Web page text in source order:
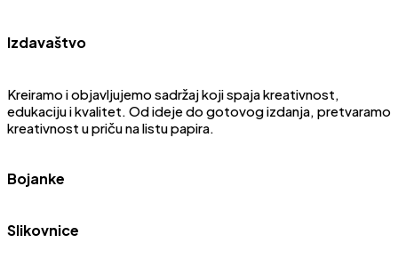
Izdavaštvo
Kreiramo i objavljujemo sadržaj koji spaja kreativnost,
edukaciju i kvalitet. Od ideje do gotovog izdanja, pretvaramo
kreativnost u priču na listu papira.
Bojanke
Slikovnice